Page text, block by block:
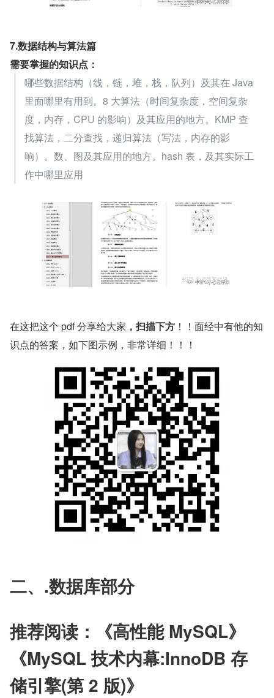
7.数据结构与算法篇
需要掌握的知识点：
哪些数据结构（线，链，堆，栈，队列）及其在 Java
里面哪里有用到。8 大算法（时间复杂度，空间复杂
度，内存，CPU 的影响）及其应用的地方。KMP 查
找算法，二分查找，递归算法（写法，内存的影
响）。数、图及其应用的地方。hash 表，及其实际工
作中哪里应用
在这把这个 pdf 分享给大家 ，扫描下方 ！！面经中有他的知
识点的答案，如下图示例，非常详细！！！
二、.数据库部分
推荐阅读：《高性能 MySQL》
《MySQL 技术内幕:InnoDB 存
储引擎(第 2 版)》